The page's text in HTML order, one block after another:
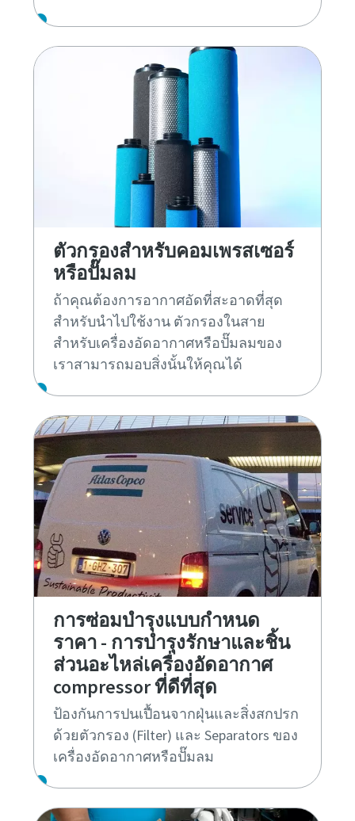
ตัวกรองสำหรับคอมเพรสเซอร์
หรือปั๊มลม
ถ้าคุณต้องการอากาศอัดที่สะอาดที่สุด
สำหรับนำไปใช้งาน ตัวกรองในสาย
สำหรับเครื่องอัดอากาศหรือปั๊มลมของ
เราสามารถมอบสิ่งนั้นให้คุณได้
การซ่อมบำรุงแบบกำหนด
ราคา - การบำรุงรักษาและชิ้น
ส่วนอะไหล่เครื่องอัดอากาศ
compressor ที่ดีที่สุด
ป้องกันการปนเปื้อนจากฝุ่นและสิ่งสกปรก
ด้วยตัวกรอง (Filter) และ Separators ของ
เครื่องอัดอากาศหรือปั๊มลม